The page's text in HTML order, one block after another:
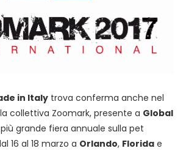
in Italy trova conferma anche nel
collettiva Zoomark, presente a Global
grande fiera annuale sulla pet
16 al 18 marzo a Orlando, Florida e